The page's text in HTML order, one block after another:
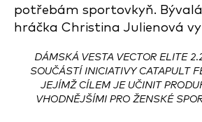
potřebám sportovkyň.
hráčka Christina Julienová
DÁMSKÁ VESTA VECTOR ELITE
SOUČÁSTÍ INICIATIVY CATAPULT
JEJÍMŽ CÍLEM JE UČINIT
VHODNĚJŠÍMI PRO ŽENSKÉ